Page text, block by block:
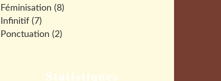
Féminisation (8)
Infinitif (7)
Ponctuation (2)
Statistiques